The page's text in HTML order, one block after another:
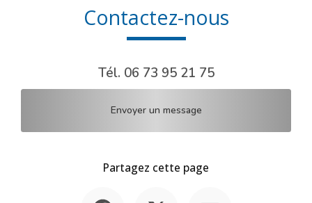
Contactez-nous
Tél. 06 73 95 21 75
Envoyer un message
Partagez cette page